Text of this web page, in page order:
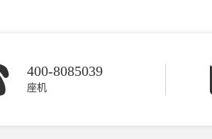
400-8085039
座机